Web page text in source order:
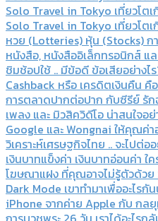
Solo Travel in Tokyo เที่ยวโต
Solo Travel in Tokyo เที่ยวโตเ
หวย (Lotteries) หุ้น (Stocks) ก
หนังสือ, หนังสืออิเล็กทรอนิกส์ แ
ชิมช้อปใช้ .. มีข้อดี ข้อเสียอย่างไร
Cashback หรือ เครดิตเงินคืน คือ
การตลาดปากต่อปาก กับซีรีย์ รั
เพลง และ มิวสิควิดีโอ น่าสนใจอ
Google และ Wongnai ให้คุณค่าอ
วิเคราะห์เศรษฐกิจไทย .. จะไปต่ออ
เงินบาทแข็งค่า เงินบาทอ่อนค่า ใ
โฆษณาแฝง ที่คุณอาจไม่รู้ตัวด้วย
Dark Mode เขาทำมาเพื่ออะไรกัน
iPhone จากค่าย Apple กับ กลยุ